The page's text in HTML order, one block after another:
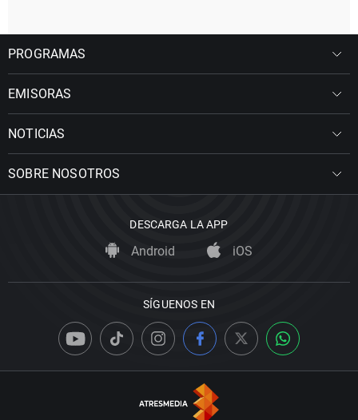
PROGRAMAS
EMISORAS
NOTICIAS
SOBRE NOSOTROS
DESCARGA LA APP
Android iOS
SÍGUENOS EN